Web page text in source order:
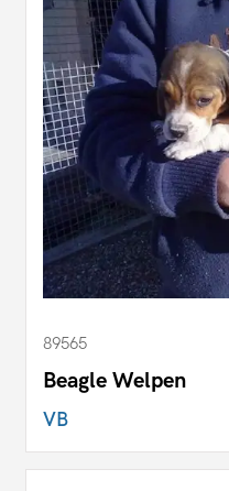
89565
Beagle Welpen
VB